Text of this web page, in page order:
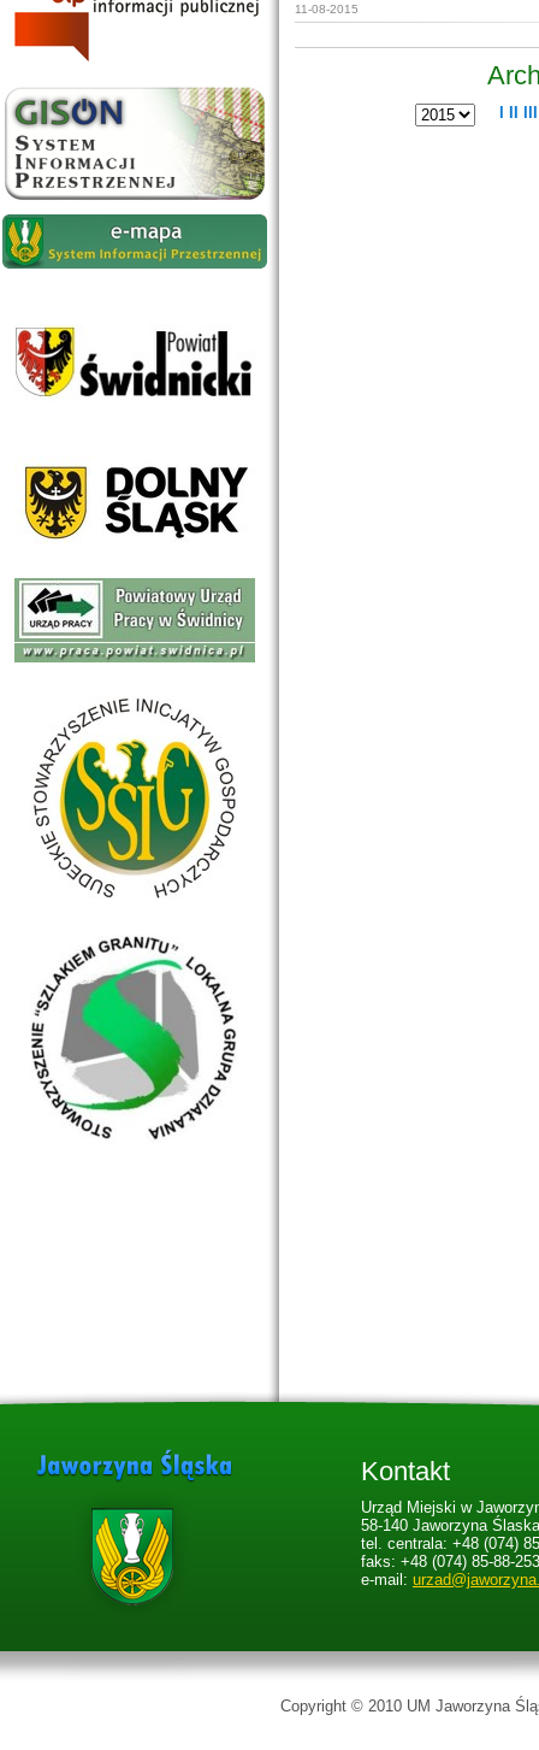
11-08-2015
I II III
Kontakt
Urząd Miejski w
58-140 Jaworzyna
tel. centrala: +48 (074)
faks: +48 (074) 85-88-253
e-mail:
Copyright © 2010 UM Jaworzyna